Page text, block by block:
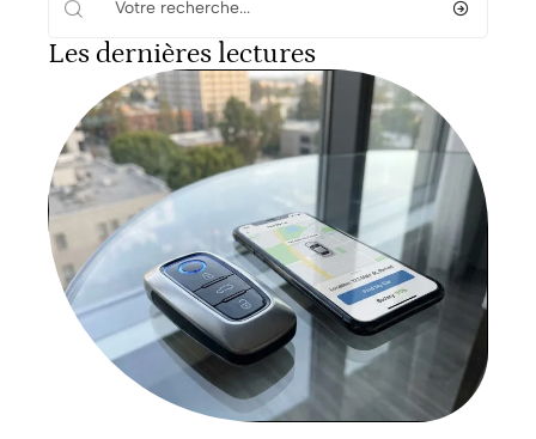
Les dernières lectures